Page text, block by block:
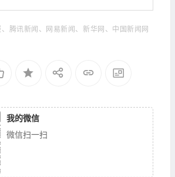
腾讯新闻、网易新闻、新华网、中国新闻网
我的微信
微信扫一扫